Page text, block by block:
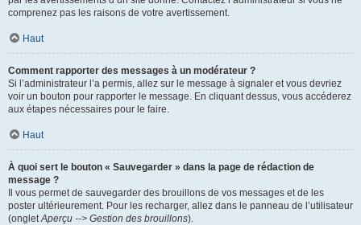
comprenez pas les raisons de votre avertissement.
Haut
Comment rapporter des messages à un modérateur ?
Si l’administrateur l’a permis, allez sur le message à signaler et vous devriez
voir un bouton pour rapporter le message. En cliquant dessus, vous accéderez
aux étapes nécessaires pour le faire.
Haut
À quoi sert le bouton « Sauvegarder » dans la page de rédaction de
message ?
Il vous permet de sauvegarder des brouillons de vos messages et de les
poster ultérieurement. Pour les recharger, allez dans le panneau de l’utilisateur
(ongletAperçu --> Gestion des brouillons).